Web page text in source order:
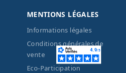
MENTIONS LÉGALES
Informations légales
Conditions générales de
vente
Eco-Participation